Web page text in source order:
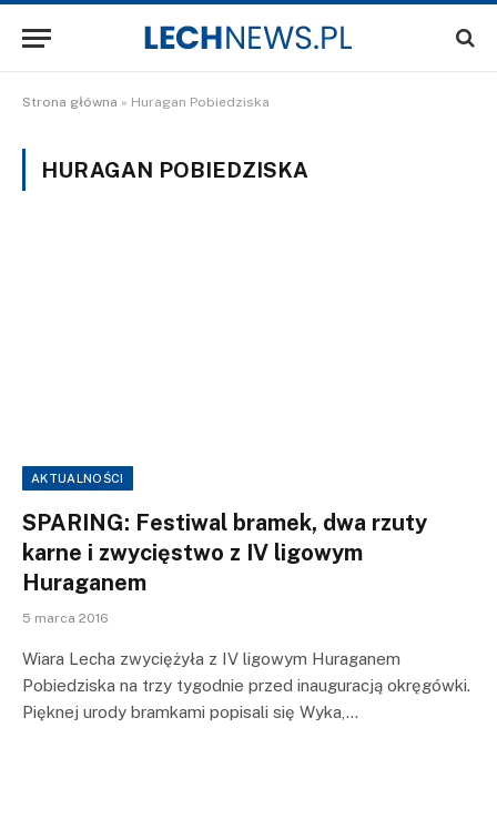
Strona główna » Huragan Pobiedziska
HURAGAN POBIEDZISKA
AKTUALNOŚCI
SPARING: Festiwal bramek, dwa rzuty
karne i zwycięstwo z IV ligowym
Huraganem
5 marca 2016
Wiara Lecha zwyciężyła z IV ligowym Huraganem
Pobiedziska na trzy tygodnie przed inauguracją okręgówki.
Pięknej urody bramkami popisali się Wyka,…